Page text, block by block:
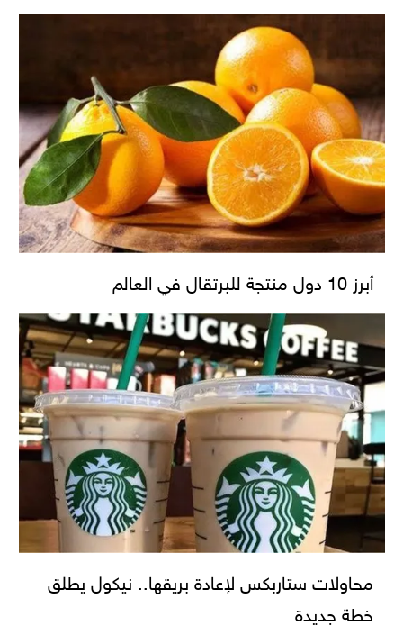
أبرز 10 دول منتجة للبرتقال في العالم
محاولات ستاربكس لإعادة بريقها.. نيكول يطلق
خطة جديدة